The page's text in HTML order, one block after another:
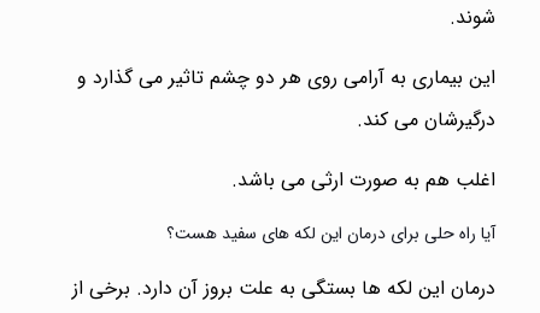
شوند.
این بیماری به آرامی روی هر دو چشم تاثیر می گذارد و
درگیرشان می کند.
اغلب هم به صورت ارثی می باشد.
آیا راه حلی برای درمان این لکه های سفید هست؟
درمان این لکه ها بستگی به علت بروز آن دارد. برخی از